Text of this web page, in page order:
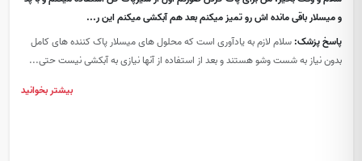
و میسلار باقی مانده اش رو تمیز میکنم بعد هم آبکشی میکنم این ر...
پاسخ پزشک: سلام لازم به یادآوری است که محلول های میسلار پاک کننده های کامل
بدون نیاز به شست وشو هستند و بعد از استفاده از آنها نیازی به آبکشی نیست حتی...
بیشتر بخوانید